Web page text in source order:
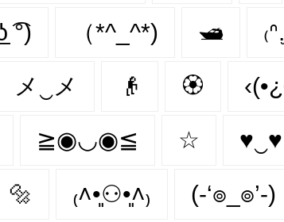
͡°) （*^_^*) 🛥
メ‿メ 👴 🏵
≧◉◡◉≦ ☆ ♥‿♥
🔩 ₍˄•͈⚇•͈˄₎ (-‘๏_๏’-)